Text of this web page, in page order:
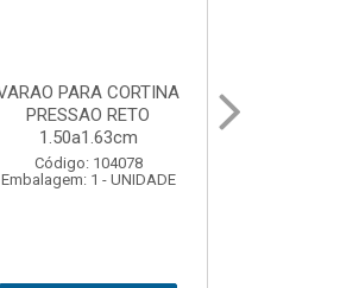
VARAL PARA TETO
MAXEB ACO 1.40m
Código: 104086
Embalagem: 1 - UNIDADE